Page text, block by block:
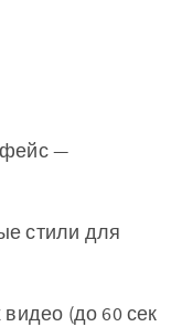
—
стили для
(до 60 сек